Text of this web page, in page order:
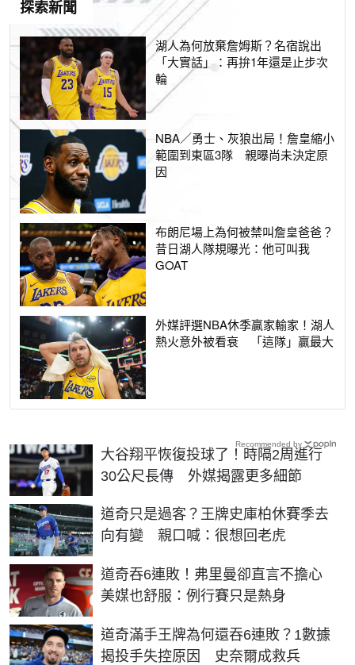
探索新聞
湖人為何放棄詹姆斯？名宿說出
「大實話」：再拚1年還是止步次
輪
NBA／勇士、灰狼出局！詹皇縮小
範圍到東區3隊 親曝尚未決定原
因
布朗尼場上為何被禁叫詹皇爸爸？
昔日湖人隊規曝光：他可叫我
GOAT
外媒評選NBA休季贏家輸家！湖人
熱火意外被看衰 「這隊」贏最大
大谷翔平恢復投球了！時隔2周進行
30公尺長傳 外媒揭露更多細節
道奇只是過客？王牌史庫柏休賽季去
向有變 親口喊：很想回老虎
道奇吞6連敗！弗里曼卻直言不擔心
美媒也舒服：例行賽只是熱身
道奇滿手王牌為何還吞6連敗？1數據
揭投手失控原因 史奈爾成救兵
Recommended by